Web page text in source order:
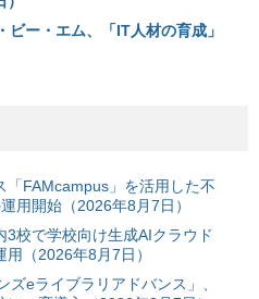
ー・エム、「IT人材の育成」
FAMcampus」を活用した不
用開始（2026年8月7日）
3校で学校向け生成AIクラウド
用（2026年8月7日）
eライブラリアドバンス」、